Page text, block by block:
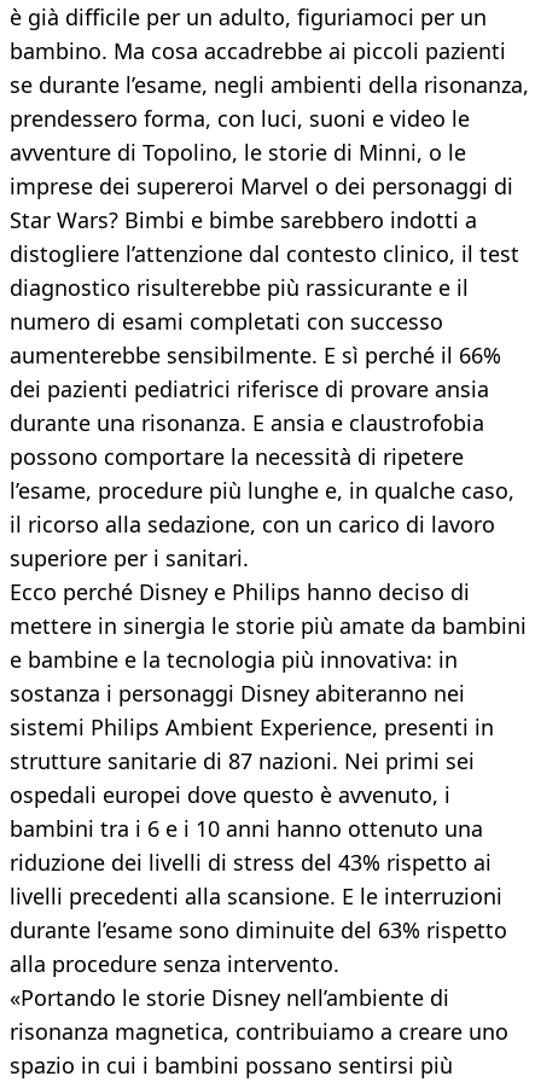
è già difficile per un adulto, figuriamoci per un
bambino. Ma cosa accadrebbe ai piccoli pazienti
se durante l’esame, negli ambienti della risonanza,
prendessero forma, con luci, suoni e video le
avventure di Topolino, le storie di Minni, o le
imprese dei supereroi Marvel o dei personaggi di
Star Wars? Bimbi e bimbe sarebbero indotti a
distogliere l’attenzione dal contesto clinico, il test
diagnostico risulterebbe più rassicurante e il
numero di esami completati con successo
aumenterebbe sensibilmente. E sì perché il 66%
dei pazienti pediatrici riferisce di provare ansia
durante una risonanza. E ansia e claustrofobia
possono comportare la necessità di ripetere
l’esame, procedure più lunghe e, in qualche caso,
il ricorso alla sedazione, con un carico di lavoro
superiore per i sanitari.
Ecco perché Disney e Philips hanno deciso di
mettere in sinergia le storie più amate da bambini
e bambine e la tecnologia più innovativa: in
sostanza i personaggi Disney abiteranno nei
sistemi Philips Ambient Experience, presenti in
strutture sanitarie di 87 nazioni. Nei primi sei
ospedali europei dove questo è avvenuto, i
bambini tra i 6 e i 10 anni hanno ottenuto una
riduzione dei livelli di stress del 43% rispetto ai
livelli precedenti alla scansione. E le interruzioni
durante l’esame sono diminuite del 63% rispetto
alla procedure senza intervento.
«Portando le storie Disney nell’ambiente di
risonanza magnetica, contribuiamo a creare uno
spazio in cui i bambini possano sentirsi più